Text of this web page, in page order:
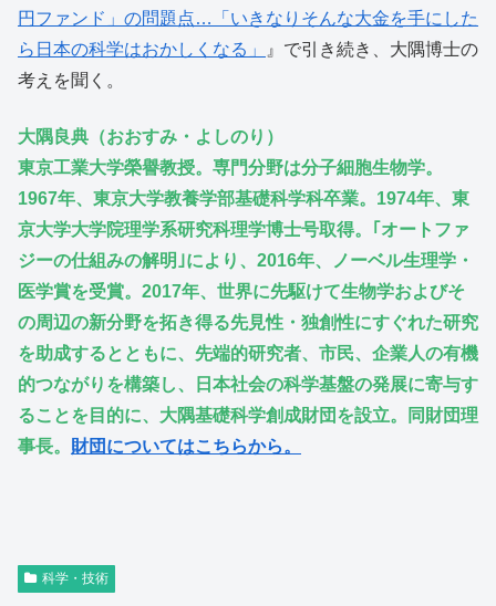
円ファンド」の問題点…「いきなりそんな大金を手にした
ら日本の科学はおかしくなる」
』で引き続き、大隅博士の
考えを聞く。
大隅良典（おおすみ・よしのり）
東京工業大学榮譽教授。専門分野は分子細胞生物学。
1967年、東京大学教養学部基礎科学科卒業。1974年、東
京大学大学院理学系研究科理学博士号取得。｢オートファ
ジーの仕組みの解明｣により、2016年、ノーベル生理学・
医学賞を受賞。2017年、世界に先駆けて生物学およびそ
の周辺の新分野を拓き得る先見性・独創性にすぐれた研究
を助成するとともに、先端的研究者、市民、企業人の有機
的つながりを構築し、日本社会の科学基盤の発展に寄与す
ることを目的に、大隅基礎科学創成財団を設立。同財団理
事長。 財団についてはこちらから。
科学・技術